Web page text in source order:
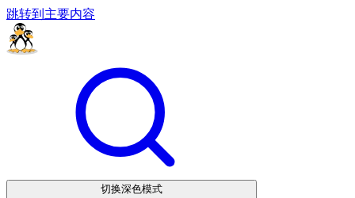
跳转到主要内容
切换深色模式